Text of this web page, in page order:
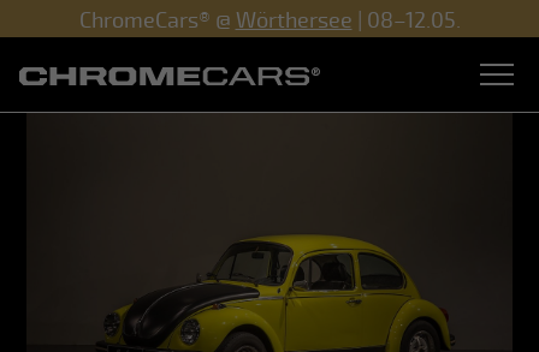
ChromeCars® @ Wörthersee | 08–12.05.